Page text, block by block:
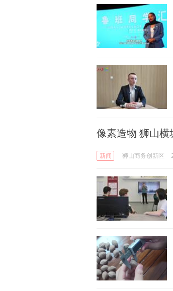
像素造物 狮山
新闻 狮山商务创新区